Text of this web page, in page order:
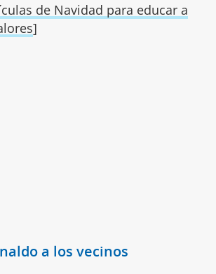
de Navidad para educar a
]
a los vecinos